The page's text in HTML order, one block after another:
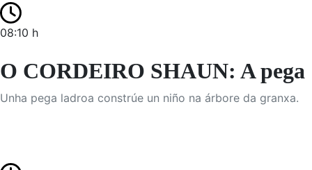
08:10 h
O CORDEIRO SHAUN: A pega
Unha pega ladroa constrúe un niño na árbore da granxa.